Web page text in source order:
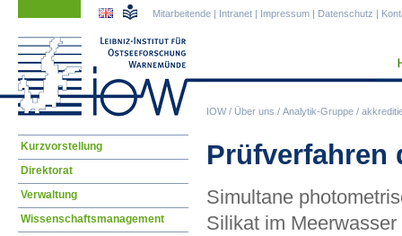
IOW/ Über uns / Analytik-Gruppe /
Mitarbeitende | Intranet | Impressum | Datenschutz |
Prüfverfahren
Simultane
Silikat im
Navigation
Kurzvorstellung
Direktorat
Verwaltung
Wissenschaftsmanagement